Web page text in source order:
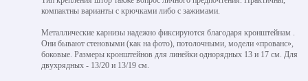
компактны варианты с крючками либо с зажимами.
Металлические карнизы надежно фиксируются благодаря кронштейнам .
Они бывают стеновыми (как на фото), потолочными, модели «прованс»,
боковые. Размеры кронштейнов для линейки однорядных 13 и 17 см. Для
двухрядных - 13/20 и 13/19 см.